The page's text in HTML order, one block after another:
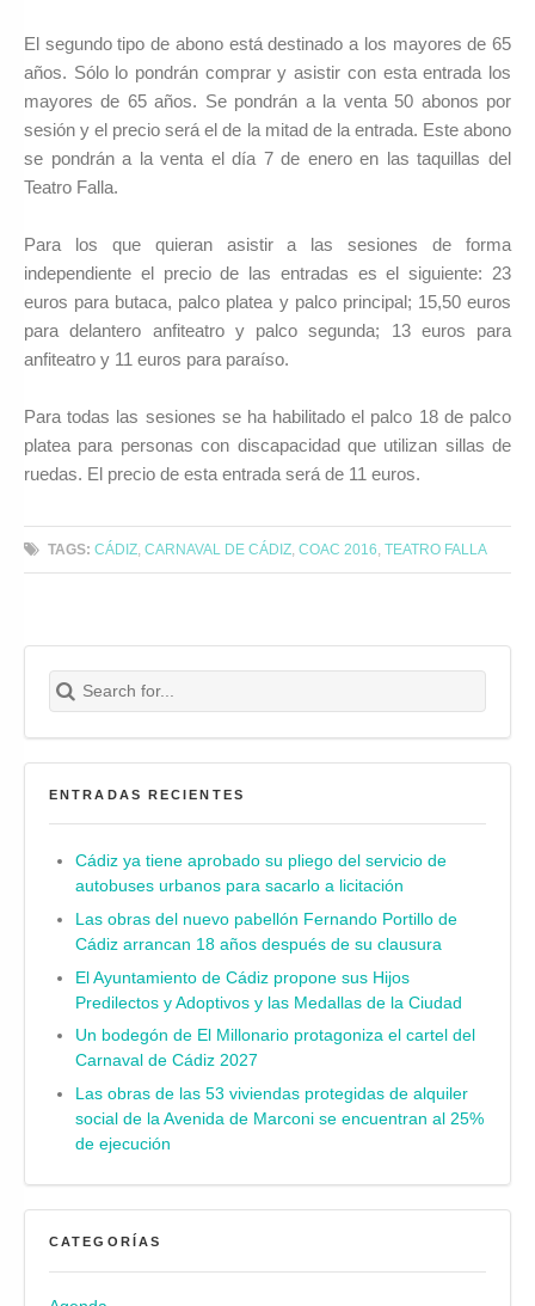
El segundo tipo de abono está destinado a los mayores de 65
años. Sólo lo pondrán comprar y asistir con esta entrada los
mayores de 65 años. Se pondrán a la venta 50 abonos por
sesión y el precio será el de la mitad de la entrada. Este abono
se pondrán a la venta el día 7 de enero en las taquillas del
Teatro Falla.
Para los que quieran asistir a las sesiones de forma
independiente el precio de las entradas es el siguiente: 23
euros para butaca, palco platea y palco principal; 15,50 euros
para delantero anfiteatro y palco segunda; 13 euros para
anfiteatro y 11 euros para paraíso.
Para todas las sesiones se ha habilitado el palco 18 de palco
platea para personas con discapacidad que utilizan sillas de
ruedas. El precio de esta entrada será de 11 euros.
TAGS: CÁDIZ ,CARNAVAL DE CÁDIZ ,COAC 2016 ,TEATRO FALLA
Search for:
Buscar
ENTRADAS RECIENTES
Cádiz ya tiene aprobado su pliego del servicio de
autobuses urbanos para sacarlo a licitación
Las obras del nuevo pabellón Fernando Portillo de
Cádiz arrancan 18 años después de su clausura
El Ayuntamiento de Cádiz propone sus Hijos
Predilectos y Adoptivos y las Medallas de la Ciudad
Un bodegón de El Millonario protagoniza el cartel del
Carnaval de Cádiz 2027
Las obras de las 53 viviendas protegidas de alquiler
social de la Avenida de Marconi se encuentran al 25%
de ejecución
CATEGORÍAS